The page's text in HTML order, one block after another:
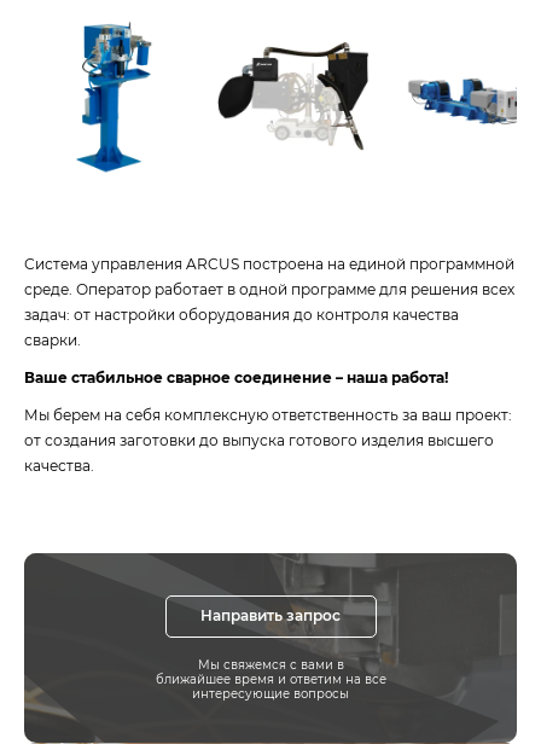
Система управления ARCUS построена на единой программной
среде. Оператор работает в одной программе для решения всех
задач: от настройки оборудования до контроля качества
сварки.
Ваше стабильное сварное соединение – наша работа!
Мы берем на себя комплексную ответственность за ваш проект:
от создания заготовки до выпуска готового изделия высшего
качества.
Направить запрос
Мы свяжемся с вами в
ближайшее время и ответим на все
интересующие вопросы